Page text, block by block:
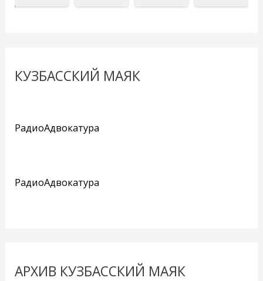
КУЗБАССКИЙ МАЯК
РадиоАдвокатура
РадиоАдвокатура
АРХИВ КУЗБАССКИЙ МАЯК